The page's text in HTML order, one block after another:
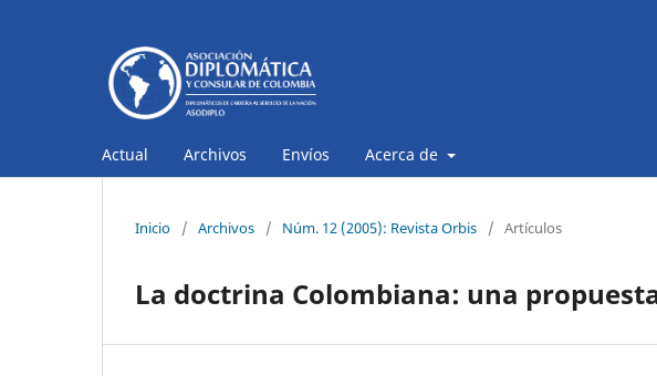
Actual Archivos Envíos Acerca de
Inicio / Archivos / Núm. 12 (2005): Revista Orbis / Artículos
La doctrina Colombiana: una